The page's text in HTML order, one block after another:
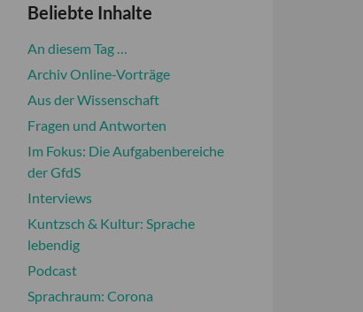
Beliebte Inhalte
An diesem Tag …
Archiv Online-Vorträge
Aus der Wissenschaft
Fragen und Antworten
Im Fokus: Die Aufgabenbereiche
der GfdS
Interviews
Kuntzsch & Kultur: Sprache
lebendig
Podcast
Sprachraum: Corona